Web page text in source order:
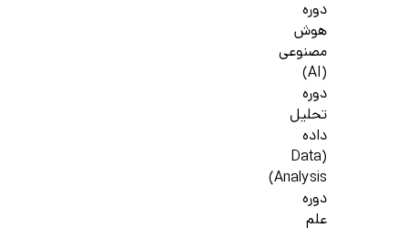
دوره
هوش
مصنوعی
(AI)
دوره
تحلیل
داده
(Data
Analysis)
دوره
علم